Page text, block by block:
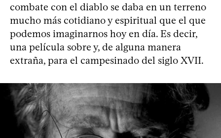
combate con el diablo se daba en un terreno
mucho más cotidiano y espiritual que el que
podemos imaginarnos hoy en día. Es decir,
una película sobre y, de alguna manera
extraña, para el campesinado del siglo XVII.